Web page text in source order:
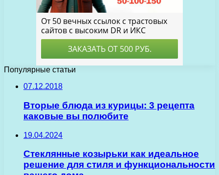
Популярные статьи
07.12.2018
Вторые блюда из курицы: 3 рецепта
каковые вы полюбите
19.04.2024
Стеклянные козырьки как идеальное
решение для стиля и функциональности